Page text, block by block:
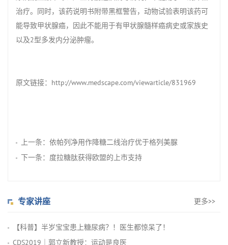
治疗。同时，该药说明书附带黑框警告，动物试验表明该药可
能导致甲状腺癌，因此不能用于有甲状腺髓样癌病史或家族史
以及2型多发内分泌肿瘤。
原文链接： http://www.medscape.com/viewarticle/831969
上一条： 依帕列净用作降糖二线治疗优于格列美脲
下一条： 度拉糖肽获得欧盟的上市支持
专家讲座 更多>>
【科普】半岁宝宝患上糖尿病？！医生都惊呆了！
CDS2019｜郭立新教授：运动是良医